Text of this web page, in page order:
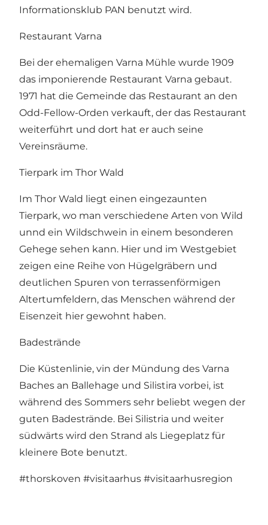
Informationsklub PAN benutzt wird.
Restaurant Varna
Bei der ehemaligen Varna Mühle wurde 1909
das imponierende Restaurant Varna gebaut.
1971 hat die Gemeinde das Restaurant an den
Odd-Fellow-Orden verkauft, der das Restaurant
weiterführt und dort hat er auch seine
Vereinsräume.
Tierpark im Thor Wald
Im Thor Wald liegt einen eingezaunten
Tierpark, wo man verschiedene Arten von Wild
unnd ein Wildschwein in einem besonderen
Gehege sehen kann. Hier und im Westgebiet
zeigen eine Reihe von Hügelgräbern und
deutlichen Spuren von terrassenförmigen
Altertumfeldern, das Menschen während der
Eisenzeit hier gewohnt haben.
Badestrände
Die Küstenlinie, vin der Mündung des Varna
Baches an Ballehage und Silistira vorbei, ist
während des Sommers sehr beliebt wegen der
guten Badestrände. Bei Silistria und weiter
südwärts wird den Strand als Liegeplatz für
kleinere Bote benutzt.
#thorskoven #visitaarhus #visitaarhusregion